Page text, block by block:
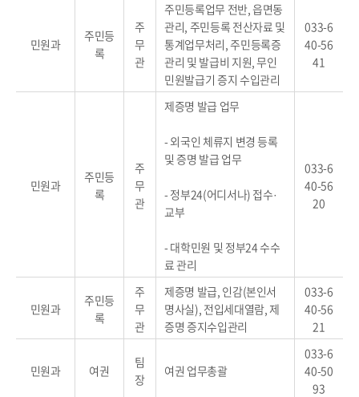
민원과
주민등
록
주
무
관
주민등록업무 전반, 읍면동
관리, 주민등록 전산자료 및
통계업무처리, 주민등록증
관리 및 발급비 지원, 무인
민원발급기 증지 수입관리
033-6
40-56
41
민원과
주민등
록
주
무
관
제증명 발급 업무
- 외국인 체류지 변경 등록
및 증명 발급 업무
- 정부24(어디서나) 접수·
교부
- 대학민원 및 정부24 수수
료 관리
033-6
40-56
20
민원과
주민등
록
주
무
관
제증명 발급, 인감(본인서
명사실), 전입세대열람, 제
증명 증지수입관리
033-6
40-56
21
민원과 여권
팀
장
여권 업무총괄
033-6
40-50
93